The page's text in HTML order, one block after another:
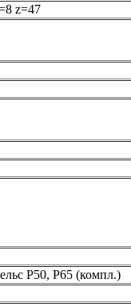
z=47
Р50, Р65 (компл.)